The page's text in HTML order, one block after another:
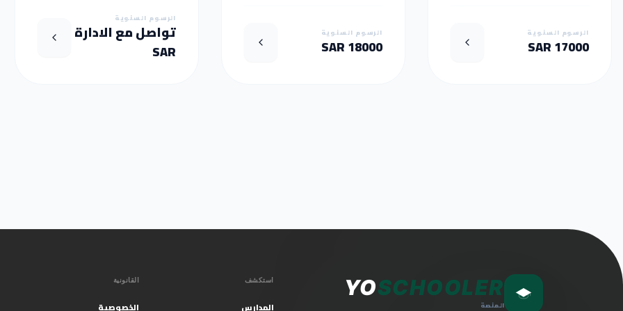
الرسوم السنوية
17000 SAR
الرسوم السنوية
18000 SAR
الرسوم السنوية
تواصل مع الادارة
SAR
YOSCHOOLER
المنصة
استكشف
المدارس
القانونية
الخصوصية